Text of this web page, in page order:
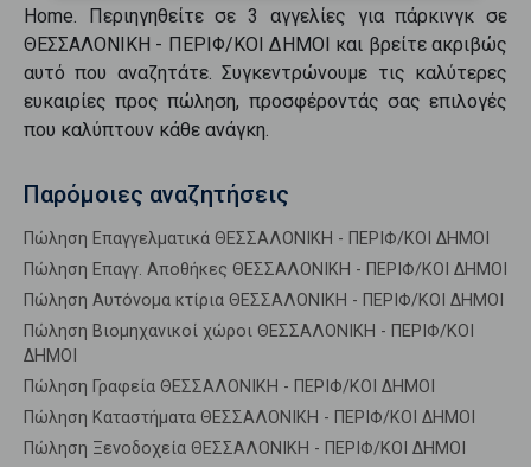
Home. Περιηγηθείτε σε3 αγγελίες γιαπάρκινγκ σε
ΘΕΣΣΑΛΟΝΙΚΗ - ΠΕΡΙΦ/ΚΟΙ ΔΗΜΟΙ και βρείτε ακριβώς
αυτό που αναζητάτε. Συγκεντρώνουμε τις καλύτερες
ευκαιρίες προςπώληση, προσφέροντάς σας επιλογές
που καλύπτουν κάθε ανάγκη.
Παρόμοιες αναζητήσεις
Πώληση Επαγγελματικά ΘΕΣΣΑΛΟΝΙΚΗ - ΠΕΡΙΦ/ΚΟΙ ΔΗΜΟΙ
Πώληση Επαγγ. Αποθήκες ΘΕΣΣΑΛΟΝΙΚΗ - ΠΕΡΙΦ/ΚΟΙ ΔΗΜΟΙ
Πώληση Αυτόνομα κτίρια ΘΕΣΣΑΛΟΝΙΚΗ - ΠΕΡΙΦ/ΚΟΙ ΔΗΜΟΙ
Πώληση Βιομηχανικοί χώροι ΘΕΣΣΑΛΟΝΙΚΗ - ΠΕΡΙΦ/ΚΟΙ
ΔΗΜΟΙ
Πώληση Γραφεία ΘΕΣΣΑΛΟΝΙΚΗ - ΠΕΡΙΦ/ΚΟΙ ΔΗΜΟΙ
Πώληση Καταστήματα ΘΕΣΣΑΛΟΝΙΚΗ - ΠΕΡΙΦ/ΚΟΙ ΔΗΜΟΙ
Πώληση Ξενοδοχεία ΘΕΣΣΑΛΟΝΙΚΗ - ΠΕΡΙΦ/ΚΟΙ ΔΗΜΟΙ